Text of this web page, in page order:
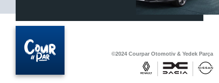
Otomobil, Suv, arazi ve ticari araçlar için
gerekli sarf malzemeler Courpar’da
©2024 Courpar Otomotiv & Yedek Parça